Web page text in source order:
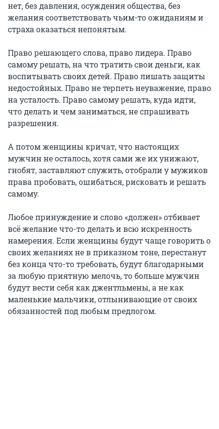
нет, без давления, осуждения общества, без
желания соответствовать чьим-то ожиданиям и
страха оказаться непонятым.
Право решающего слова, право лидера. Право
самому решать, на что тратить свои деньги, как
воспитывать своих детей. Право лишать защиты
недостойных. Право не терпеть неуважение, право
на усталость. Право самому решать, куда идти,
что делать и чем заниматься, не спрашивать
разрешения.
А потом женщины кричат, что настоящих
мужчин не осталось, хотя сами же их унижают,
гнобят, заставляют служить, отобрали у мужиков
права пробовать, ошибаться, рисковать и решать
самому.
Любое принуждение и слово «должен» отбивает
всё желание что-то делать и всю искренность
намерения. Если женщины будут чаще говорить о
своих желаниях не в приказном тоне, перестанут
без конца что-то требовать, будут благодарными
за любую приятную мелочь, то больше мужчин
будут вести себя как джентльмены, а не как
маленькие мальчики, отлынивающие от своих
обязанностей под любым предлогом.